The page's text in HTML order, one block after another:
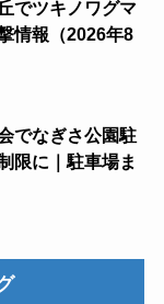
でツキノワグマ
情報（2026年8
でなぎさ公園駐
限に｜駐車場ま